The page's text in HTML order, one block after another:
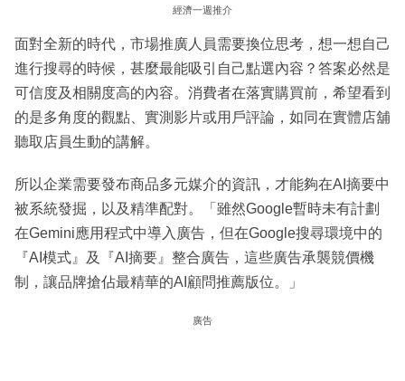
經濟一週推介
面對全新的時代，市場推廣人員需要換位思考，想一想自己
進行搜尋的時候，甚麼最能吸引自己點選內容？答案必然是
可信度及相關度高的內容。消費者在落實購買前，希望看到
的是多角度的觀點、實測影片或用戶評論，如同在實體店舖
聽取店員生動的講解。
所以企業需要發布商品多元媒介的資訊，才能夠在AI摘要中
被系統發掘，以及精準配對。「雖然Google暫時未有計劃
在Gemini應用程式中導入廣告，但在Google搜尋環境中的
『AI模式』及『AI摘要』整合廣告，這些廣告承襲競價機
制，讓品牌搶佔最精華的AI顧問推薦版位。」
廣告